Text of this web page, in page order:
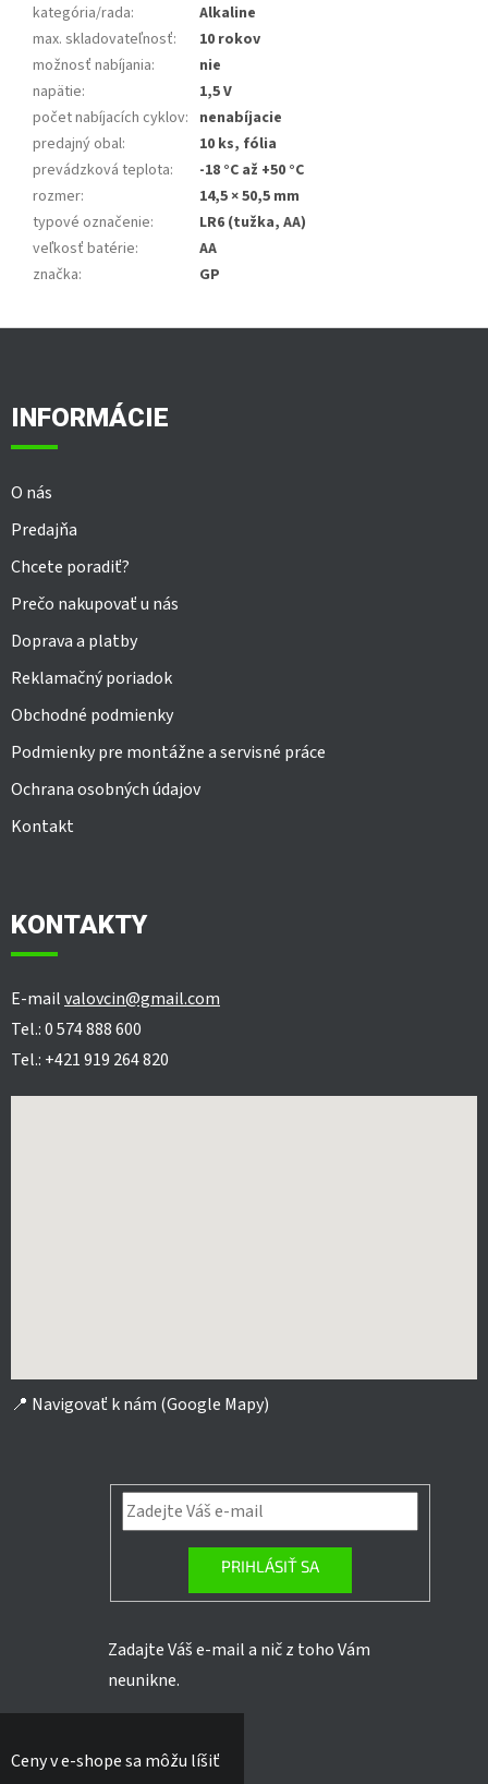
kategória/rada:
Alkaline
max. skladovateľnosť:
10 rokov
možnosť nabíjania:
nie
napätie:
1,5 V
počet nabíjacích cyklov: nenabíjacie
predajný obal:
10 ks, fólia
prevádzková teplota:
-18 °C až +50 °C
rozmer:
14,5 × 50,5 mm
typové označenie:
LR6 (tužka, AA)
veľkosť batérie:
AA
značka: GP
INFORMÁCIE
O nás
Predajňa
Chcete poradiť?
Prečo nakupovať u nás
Doprava a platby
Reklamačný poriadok
Obchodné podmienky
Podmienky pre montážne a servisné práce
Ochrana osobných údajov
Kontakt
KONTAKTY
E-mailvalovcin@gmail.com
Tel.: 0 574 888 600
Tel.: +421 919 264 820
📍 Navigovať k nám (Google Mapy)
PRIHLÁSIŤ SA
Zadajte Váš e-mail a nič z toho Vám
neunikne.
Ceny v e-shope sa môžu líšiť